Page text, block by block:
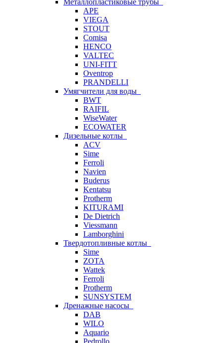
Металлопластиковые трубы
APE
VIEGA
STOUT
Comisa
HENCO
VALTEC
UNI-FITT
Oventrop
PRANDELLI
Умягчители для воды
BWT
RAIFIL
WiseWater
ECOWATER
Дизельные котлы
ACV
Sime
Ferroli
Navien
Buderus
Kentatsu
Protherm
KITURAMI
De Dietrich
Viessmann
Lamborghini
Твердотопливные котлы
Sime
ZOTA
Wattek
Ferroli
Protherm
SUNSYSTEM
Дренажные насосы
DAB
WILO
Aquario
Pedrollo